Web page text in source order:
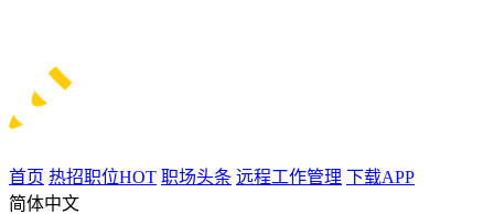
首页 热招职位HOT 职场头条 远程工作管理 下载APP
简体中文